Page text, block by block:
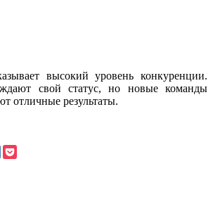
высокий уровень конкуренции.
свой статус, но новые команды
отличные результаты.